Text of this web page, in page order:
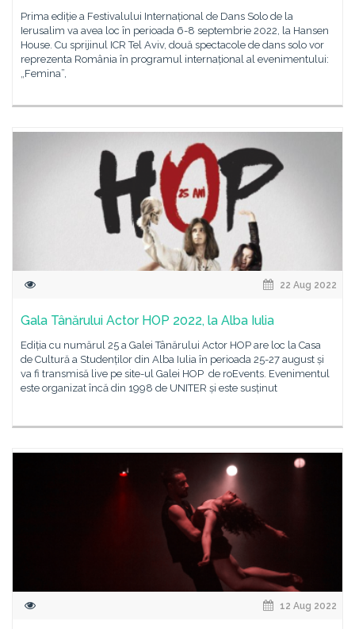
Prima ediție a Festivalului Internațional de Dans Solo de la
Ierusalim va avea loc în perioada 6-8 septembrie 2022, la Hansen
House. Cu sprijinul ICR Tel Aviv, două spectacole de dans solo vor
reprezenta România în programul internațional al evenimentului:
„Femina”,
22 Aug 2022
Gala Tânărului Actor HOP 2022, la Alba Iulia
Ediția cu numărul 25 a Galei Tânărului Actor HOP are loc la Casa
de Cultură a Studenților din Alba Iulia în perioada 25-27 august și
va fi transmisă live pe site-ul Galei HOP de roEvents. Evenimentul
este organizat încă din 1998 de UNITER și este susținut
12 Aug 2022